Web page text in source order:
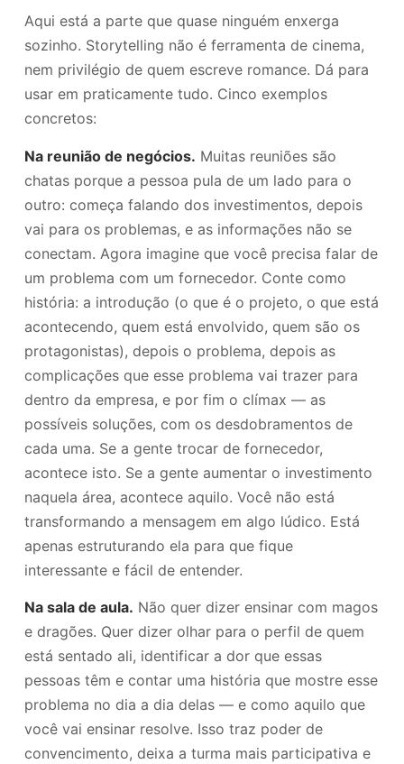
Aqui está a parte que quase ninguém enxerga
sozinho. Storytelling não é ferramenta de cinema,
nem privilégio de quem escreve romance. Dá para
usar em praticamente tudo. Cinco exemplos
concretos:
Na reunião de negócios. Muitas reuniões são
chatas porque a pessoa pula de um lado para o
outro: começa falando dos investimentos, depois
vai para os problemas, e as informações não se
conectam. Agora imagine que você precisa falar de
um problema com um fornecedor. Conte como
história: a introdução (o que é o projeto, o que está
acontecendo, quem está envolvido, quem são os
protagonistas), depois o problema, depois as
complicações que esse problema vai trazer para
dentro da empresa, e por fim o clímax — as
possíveis soluções, com os desdobramentos de
cada uma. Se a gente trocar de fornecedor,
acontece isto. Se a gente aumentar o investimento
naquela área, acontece aquilo. Você não está
transformando a mensagem em algo lúdico. Está
apenas estruturando ela para que fique
interessante e fácil de entender.
Na sala de aula. Não quer dizer ensinar com magos
e dragões. Quer dizer olhar para o perfil de quem
está sentado ali, identificar a dor que essas
pessoas têm e contar uma história que mostre esse
problema no dia a dia delas — e como aquilo que
você vai ensinar resolve. Isso traz poder de
convencimento, deixa a turma mais participativa e